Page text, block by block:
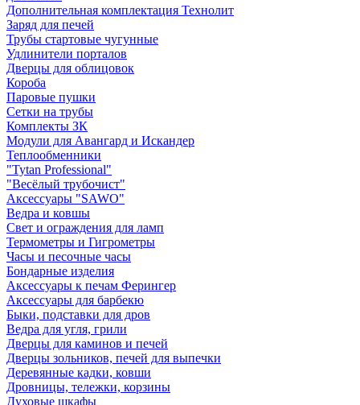
Дополнительная комплектация Технолит
Заряд для печей
Трубы стартовые чугунные
Удлинители порталов
Дверцы для облицовок
Короба
Паровые пушки
Сетки на трубы
Комплекты ЗК
Модули для Авангард и Искандер
Теплообменники
"Tytan Professional"
"Весёлый трубочист"
Аксессуары "SAWO"
Ведра и ковшы
Свет и ограждения для ламп
Термометры и Гигрометры
Часы и песочные часы
Бондарные изделия
Аксессуары к печам Ферингер
Аксессуары для барбекю
Быки, подставки для дров
Ведра для угля, грили
Дверцы для каминов и печей
Дверцы зольников, печей для выпечки
Деревянные кадки, ковши
Дровницы, тележки, корзины
Духовые шкафы